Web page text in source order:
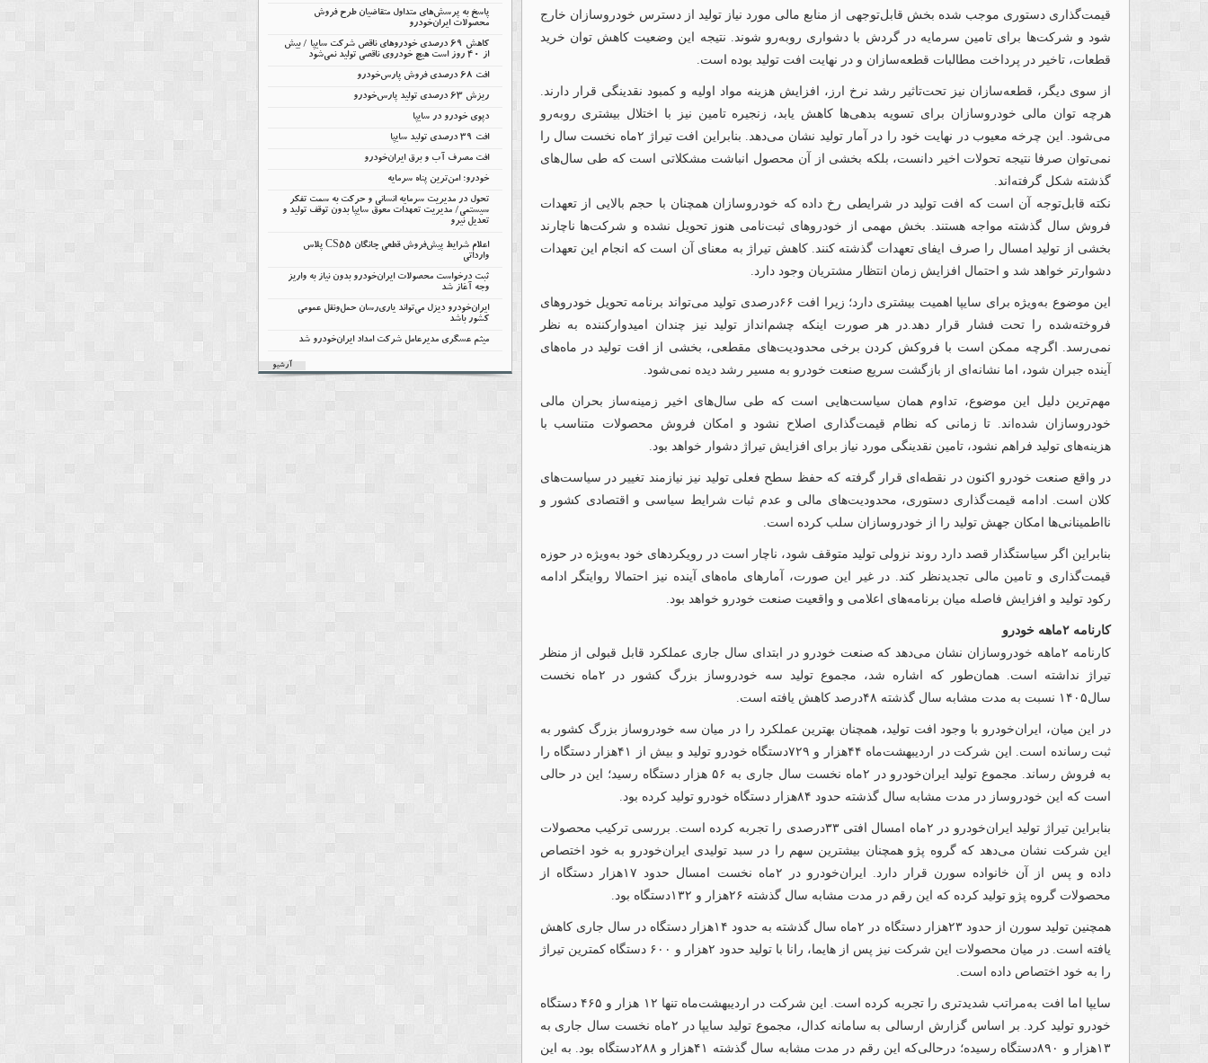
قیمت‌گذاری دستوری موجب شده بخش قابل‌توجهی از منابع مالی مورد نیاز تولید از دسترس خودروسازان خارج
شود و شرکت‌ها برای تامین سرمایه در گردش با دشواری روبه‌رو شوند. نتیجه این وضعیت کاهش توان خرید
قطعات، تاخیر در پرداخت مطالبات قطعه‌سازان و در نهایت افت تولید بوده است.
از سوی دیگر، قطعه‌سازان نیز تحت‌تاثیر رشد نرخ ارز، افزایش هزینه مواد اولیه و کمبود نقدینگی قرار دارند.
هرچه توان مالی خودروسازان برای تسویه بدهی‌ها کاهش یابد، زنجیره تامین نیز با اختلال بیشتری روبه‌رو
می‌شود. این چرخه معیوب در نهایت خود را در آمار تولید نشان می‌دهد. بنابراین افت تیراژ ۲ماه نخست سال را
نمی‌توان صرفا نتیجه تحولات اخیر دانست، بلکه بخشی از آن محصول انباشت مشکلاتی است که طی سال‌های
گذشته شکل گرفته‌اند.
نکته قابل‌توجه آن است که افت تولید در شرایطی رخ داده که خودروسازان همچنان با حجم بالایی از تعهدات
فروش سال گذشته مواجه هستند. بخش مهمی از خودروهای ثبت‌نامی هنوز تحویل نشده و شرکت‌ها ناچارند
بخشی از تولید امسال را صرف ایفای تعهدات گذشته کنند. کاهش تیراژ به معنای آن است که انجام این تعهدات
دشوارتر خواهد شد و احتمال افزایش زمان انتظار مشتریان وجود دارد.
این موضوع به‌ویژه برای سایپا اهمیت بیشتری دارد؛ زیرا افت ۶۶درصدی تولید می‌تواند برنامه تحویل خودروهای
فروخته‌شده را تحت فشار قرار دهد.در هر صورت اینکه چشم‌انداز تولید نیز چندان امیدوارکننده به نظر
نمی‌رسد. اگرچه ممکن است با فروکش کردن برخی محدودیت‌های مقطعی، بخشی از افت تولید در ماه‌های
آینده جبران شود، اما نشانه‌ای از بازگشت سریع صنعت خودرو به مسیر رشد دیده نمی‌شود.
مهم‌ترین دلیل این موضوع، تداوم همان سیاست‌هایی است که طی سال‌های اخیر زمینه‌ساز بحران مالی
خودروسازان شده‌اند. تا زمانی که نظام قیمت‌گذاری اصلاح نشود و امکان فروش محصولات متناسب با
هزینه‌های تولید فراهم نشود، تامین نقدینگی مورد نیاز برای افزایش تیراژ دشوار خواهد بود.
در واقع صنعت خودرو اکنون در نقطه‌ای قرار گرفته که حفظ سطح فعلی تولید نیز نیازمند تغییر در سیاست‌های
کلان است. ادامه قیمت‌گذاری دستوری، محدودیت‌های مالی و عدم ثبات شرایط سیاسی و اقتصادی کشور و
نااطمینانی‌ها امکان جهش تولید را از خودروسازان سلب کرده است.
بنابراین اگر سیاستگذار قصد دارد روند نزولی تولید متوقف شود، ناچار است در رویکردهای خود به‌ویژه در حوزه
قیمت‌گذاری و تامین مالی تجدیدنظر کند. در غیر این صورت، آمارهای ماه‌های آینده نیز احتمالا روایتگر ادامه
رکود تولید و افزایش فاصله میان برنامه‌های اعلامی و واقعیت صنعت خودرو خواهد بود.
کارنامه ۲ماهه خودرو
کارنامه ۲ماهه خودروسازان نشان می‌دهد که صنعت خودرو در ابتدای سال جاری عملکرد قابل قبولی از منظر
تیراژ نداشته است. همان‌طور که اشاره شد، مجموع تولید سه خودروساز بزرگ کشور در ۲ماه نخست
سال۱۴۰۵ نسبت به مدت مشابه سال گذشته ۴۸درصد کاهش یافته است.
در این میان، ایران‌خودرو با وجود افت تولید، همچنان بهترین عملکرد را در میان سه خودروساز بزرگ کشور به
ثبت رسانده است. این شرکت در اردیبهشت‌ماه ۴۴هزار و ۷۲۹دستگاه خودرو تولید و بیش از ۴۱هزار دستگاه را
به فروش رساند. مجموع تولید ایران‌خودرو در ۲ماه نخست سال جاری به ۵۶ هزار دستگاه رسید؛ این در حالی
است که این خودروساز در مدت مشابه سال گذشته حدود ۸۴هزار دستگاه خودرو تولید کرده بود.
بنابراین تیراژ تولید ایران‌خودرو در ۲ماه امسال افتی ۳۳درصدی را تجربه کرده است. بررسی ترکیب محصولات
این شرکت نشان می‌دهد که گروه پژو همچنان بیشترین سهم را در سبد تولیدی ایران‌خودرو به خود اختصاص
داده و پس از آن خانواده سورن قرار دارد. ایران‌خودرو در ۲ماه نخست امسال حدود ۱۷هزار دستگاه از
محصولات گروه پژو تولید کرده که این رقم در مدت مشابه سال گذشته ۲۶هزار و ۱۳۲دستگاه بود.
همچنین تولید سورن از حدود ۲۳هزار دستگاه در ۲ماه سال گذشته به حدود ۱۴هزار دستگاه در سال جاری کاهش
یافته است. در میان محصولات این شرکت نیز پس از‌ هایما، رانا با تولید حدود ۲هزار و ۶۰۰ دستگاه کمترین تیراژ
را به خود اختصاص داده است.
سایپا اما افت به‌مراتب شدیدتری را تجربه کرده است. این شرکت در اردیبهشت‌ماه تنها ۱۲ هزار و ۴۶۵ دستگاه
خودرو تولید کرد. بر اساس گزارش ارسالی به سامانه کدال، مجموع تولید سایپا در ۲ماه نخست سال جاری به
۱۳هزار و ۸۹۰دستگاه رسیده؛ درحالی‌که این رقم در مدت مشابه سال گذشته ۴۱هزار و ۲۸۸دستگاه بود. به این
پاسخ به پرسش‌های متداول متقاضیان طرح فروش
محصولات ایران‌خودرو
کاهش ۶۹ درصدی خودروهای ناقص شرکت سایپا / بیش
از ۴۰ روز است هیچ خودروی ناقصی تولید نمی‌شود
افت 68 درصدی فروش پارس‌خودرو
ریزش 63 درصدی تولید پارس‌خودرو
دپوی خودرو در سایپا
افت ۳۹ درصدی تولید سایپا
افت مصرف آب و برق ایران‌خودرو
خودرو؛ امن‌ترین پناه سرمایه
تحول در مدیریت سرمایه انسانی و حرکت به سمت تفکر
سیستمی/ مدیریت تعهدات معوق سایپا بدون توقف تولید و
تعدیل نیرو
اعلام شرایط پیش‌فروش قطعی چانگان CS55 پلاس
وارداتی
ثبت درخواست محصولات ایران‌خودرو بدون نیاز به واریز
وجه آغاز شد
ایران‌خودرو دیزل می‌تواند یاری‌رسان حمل‌ونقل عمومی
کشور باشد
میثم عسگری مدیرعامل شرکت امداد ایران‌خودرو شد
آرشیو